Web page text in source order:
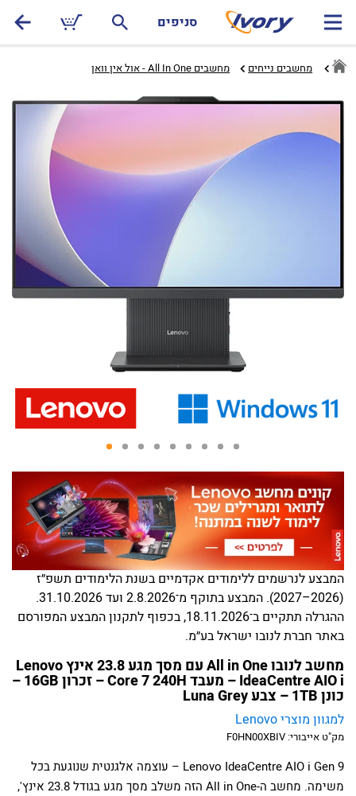
סניפים
מחשבים נייחים מחשבים All In One - אול אין וואן‏
המבצע לנרשמים ללימודים אקדמיים בשנת הלימודים תשפ״ז
(2026–2027). המבצע בתוקף מ־2.8.2026 ועד 31.10.2026.
ההגרלה תתקיים ב־18.11.2026, בכפוף לתקנון המבצע המפורסם
באתר חברת לנובו ישראל בע״מ.
מחשב לנובו All in One עם מסך מגע 23.8 אינץ Lenovo
IdeaCentre AIO i – מעבד Core 7 240H – זכרון 16GB –
כונן 1TB – צבע Luna Grey
למגוון מוצרי Lenovo
מק"ט אייבורי: F0HN00XBIV
Lenovo IdeaCentre AIO i Gen 9 – עוצמה אלגנטית שנוגעת בכל
משימה. מחשב ה-All in One הזה משלב מסך מגע בגודל 23.8 אינץ',